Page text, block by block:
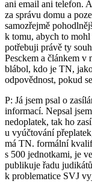
ani email ani telefon.
za správu domu a
samozřejmě
k tomu, abych to
potřebuji právě ty
Pesckem a článkem v
blábol, kdo je TN,
odpovědnost, pokud
P: Já jsem psal o
informací. Nepsal
nedoplatek, tak ho
u vyúčtování
má TN. formální
s 500 jednotkami, je
publikuje řadu
k problematice SVJ